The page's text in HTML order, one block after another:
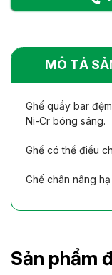
MÔ TẢ
Ghế quầy bar
Ni-Cr bóng sáng.
Ghế có thể điều
Ghế chân nâng
Sản phẩm